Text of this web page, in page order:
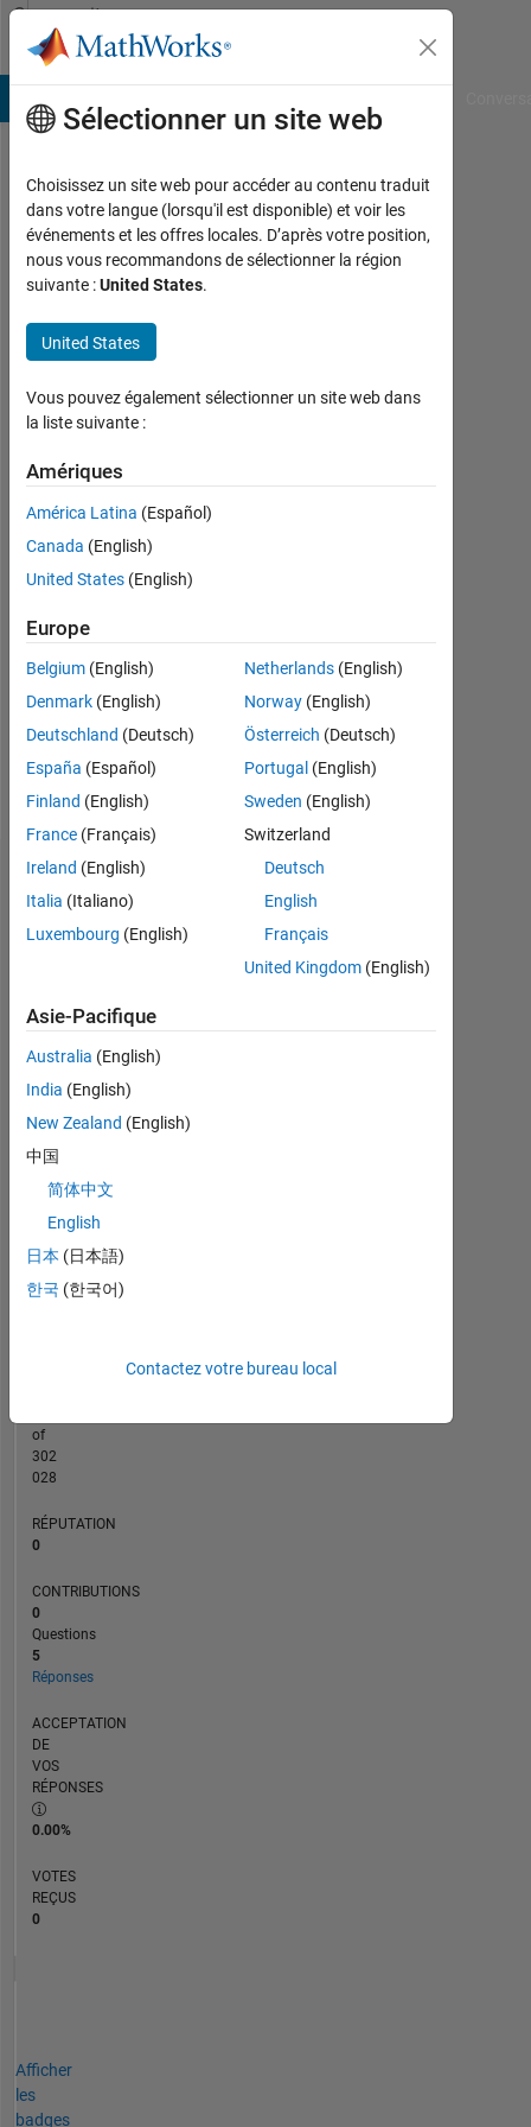
Passer au contenu
Community
Profile
Zia
Ur
Rehman
Last
seen:
de 3
ans il
|
Actif
depuis
0
Following:
0
Follow
Tableau de bord
Statistiques
CONTRIBUTIONS
-2
-1
1
3
5
6
08/22
01/23
06/23
11/23
04/24
09/24
02/25
12/25
05/26
02/23
08/23
02/24
08/24
08/25
08/26
of
302
028
RÉPUTATION
0
CONTRIBUTIONS
0
Questions
5
Réponses
ACCEPTATION
DE
VOS
RÉPONSES
0.00%
VOTES
REÇUS
0
Afficher
les
badges
Sélectionner un site web
Choisissez un site web pour accéder au contenu traduit
dans votre langue (lorsqu'il est disponible) et voir les
événements et les offres locales. D’après votre position,
nous vous recommandons de sélectionner la région
suivante :United States.
United States
Vous pouvez également sélectionner un site web dans
la liste suivante :
Amériques
América Latina (Español)
Canada (English)
United States (English)
Europe
Belgium (English)
Denmark (English)
Deutschland (Deutsch)
España (Español)
Finland (English)
France (Français)
Ireland (English)
Italia (Italiano)
Luxembourg (English)
Netherlands(English)
Norway(English)
Österreich (Deutsch)
Portugal (English)
Sweden (English)
Switzerland
Deutsch
English
Français
United Kingdom(English)
Asie-Pacifique
Australia (English)
India (English)
New Zealand (English)
中国
简体中文
English
日本 (日本語)
한국 (한국어)
Contactez votre bureau local